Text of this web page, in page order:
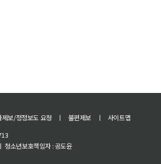
제보/정정보도 요청 ㅣ 불편제보 ㅣ
사이트맵
청소년보호책임자 : 공도윤